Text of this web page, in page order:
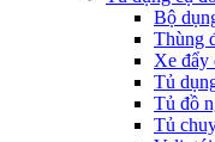
Bộ
Thùng
Xe đẩy
Tủ
Tủ đồ
Tủ